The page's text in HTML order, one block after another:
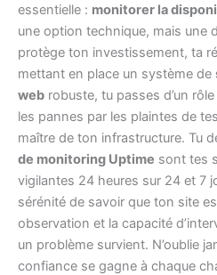
essentielle : monitorer la
une option technique, mais une
protège ton investissement, ta
mettant en place un système de
web robuste, tu passes d’un
les pannes par les plaintes de
maître de ton infrastructure. Tu
de monitoring Uptime sont tes
vigilantes 24 heures sur 24 et 7
sérénité de savoir que ton site
observation et la capacité
un problème survient. N’oublie
confiance se gagne à chaque